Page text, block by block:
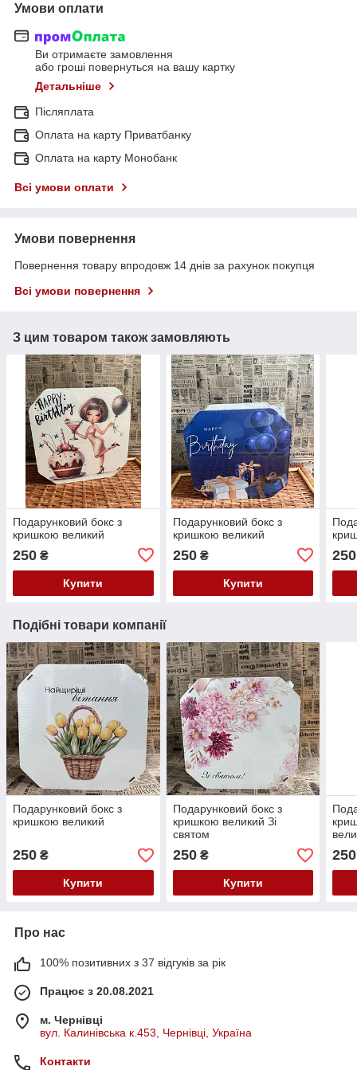
Умови оплати
Ви отримаєте замовлення
або гроші повернуться на вашу картку
Детальніше
Післяплата
Оплата на карту Приватбанку
Оплата на карту Монобанк
Всі умови оплати
Умови повернення
Повернення товару впродовж 14 днів за рахунок покупця
Всі умови повернення
З цим товаром також замовляють
Подарунковий бокс з
кришкою великий
250 ₴
Купити
Подарунковий бокс з
кришкою великий
250₴
Купити
250
Подібні товари компанії
Подарунковий бокс з
кришкою великий
250 ₴
Купити
Подарунковий бокс з
кришкою великий Зі
святом
250₴
Купити
250
Про нас
100% позитивних з 37 відгуків за рік
Працює з 20.08.2021
м. Чернівці
вул. Калинівська к.453, Чернівці, Україна
Контакти